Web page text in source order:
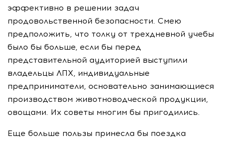
эффективно в решении задач
продовольственной безопасности. Смею
предположить, что толку от трехдневной учебы
было бы больше, если бы перед
представительной аудиторией выступили
владельцы ЛПХ, индивидуальные
предприниматели, основательно занимающиеся
производством животноводческой продукции,
овощами. Их советы многим бы пригодились.
Еще больше пользы принесла бы поездка